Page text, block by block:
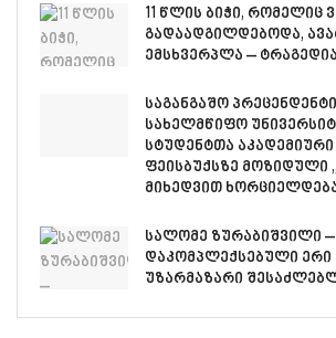
11 წლის ბიჭი, რომელიც
გადაადგილდებოდა,
ემსხვერპლა –
საგანგაშო
სახელმწიფო
სტუდენტთა აკადემიური
ფეისბუქსზე მოზიდული
მიხედვით
სალომე ზურაბიშვილი
დაკომპლექსებული ერი
უზარმაზარი